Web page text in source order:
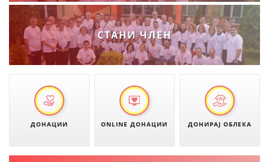
ЗНАЧЕЊЕ НА СЛУЖБАТА ЗА БАРАЊЕ
ФОРМУЛАРИ ЗА БАРАЊА
ЗДРАВСТВЕНО ПРЕВЕНТИВНА ДЕЈНОСТ
ПРВА ПОМОШ
КРВОДАРИТЕЛСТВО
МЕНАЏМЕНТ НА ВОЛОНТЕРИ
СТАНИ ЧЛЕН
ДОНАЦИИ ONLINE ДОНАЦИИ ДОНИРАЈ ОБЛЕКА